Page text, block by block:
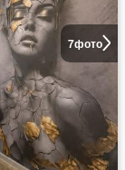
7фото